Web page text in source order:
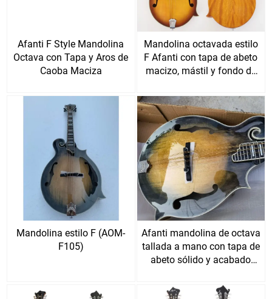
Afanti F Style Mandolina
Octava con Tapa y Aros de
Caoba Maciza
Mandolina octavada estilo
F Afanti con tapa de abeto
macizo, mástil y fondo de
Mandolina estilo F (AOM-
F105)
Afanti mandolina de octava
tallada a mano con tapa de
abeto sólido y acabado